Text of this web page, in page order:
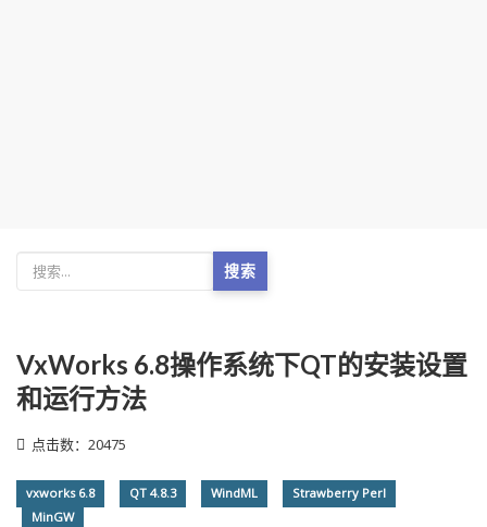
搜索
VxWorks 6.8操作系统下QT的安装设置
和运行方法
点击数：20475
vxworks 6.8 QT 4.8.3 WindML
Strawberry Perl
MinGW